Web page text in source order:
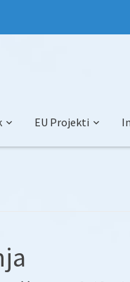
EU Projekti